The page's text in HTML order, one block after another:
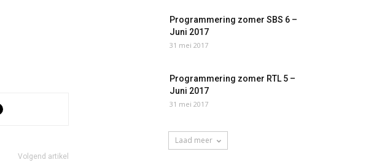
Volgend artikel
Programmering zomer SBS 6 –
Juni 2017
31 mei 2017
Programmering zomer RTL 5 –
Juni 2017
31 mei 2017
Laad meer